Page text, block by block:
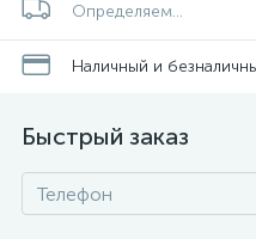
Определяем...
Наличный и
Быстрый заказ